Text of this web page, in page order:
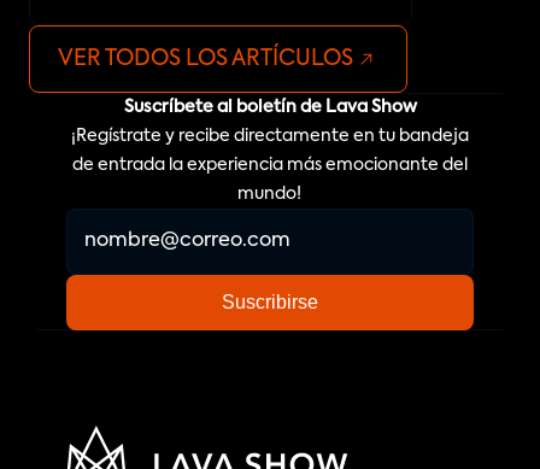
VER TODOS LOS ARTÍCULOS
Suscríbete al boletín de Lava Show
¡Regístrate y recibe directamente en tu bandeja
de entrada la experiencia más emocionante del
mundo!